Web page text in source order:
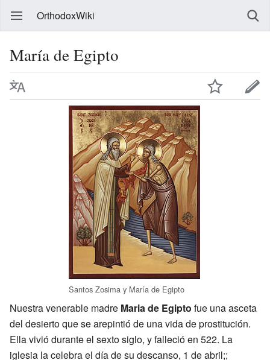
OrthodoxWiki
María de Egipto
Santos Zosima y María de Egipto
Nuestra venerable madre Maria de Egipto fue una asceta
del desierto que se arepintió de una vida de prostitución.
Ella vivió durante el sexto siglo, y falleció en 522. La
iglesia la celebra el día de su descanso, 1 de abril;;